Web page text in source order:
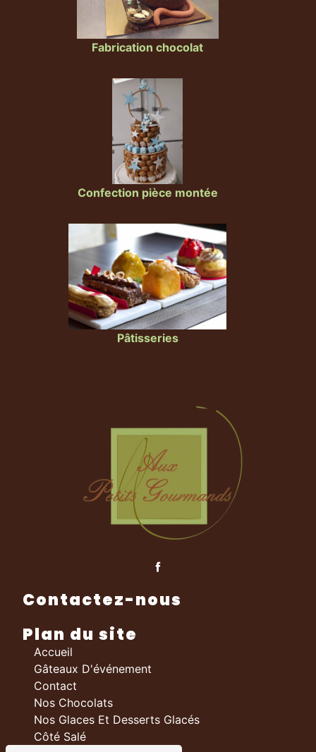
Fabrication chocolat
Confection pièce montée
Pâtisseries
Contactez-nous
Plan du site
Accueil
Gâteaux D'événement
Contact
Nos Chocolats
Nos Glaces Et Desserts Glacés
Côté Salé